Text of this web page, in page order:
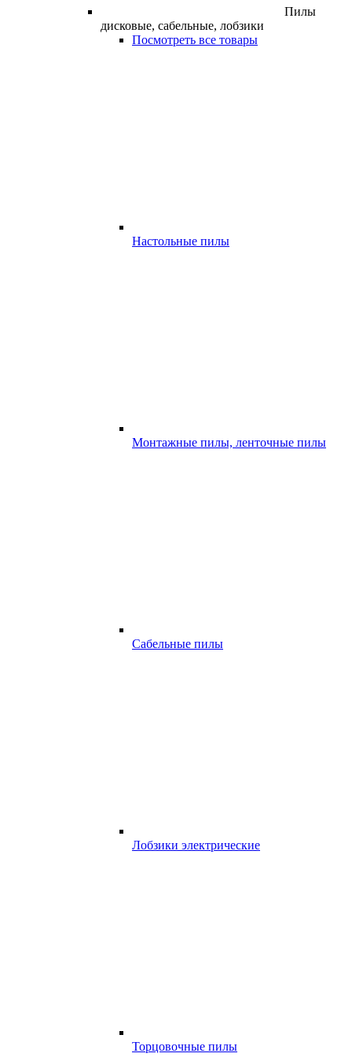
Пилы
дисковые, сабельные, лобзики
Посмотреть все товары
Настольные пилы
Монтажные пилы, ленточные пилы
Сабельные пилы
Лобзики электрические
Торцовочные пилы